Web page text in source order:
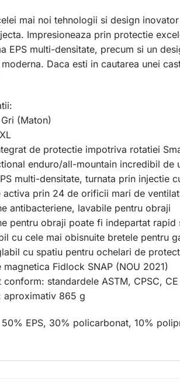
mai noi tehnologii si design
Impresioneaza prin protectie
EPS multi-densitate, precum si un
Daca esti in cautarea unei
(Maton)
de protectie impotriva rotatiei
enduro/all-mountain incredibil de
multi-densitate, turnata prin injectie
activa prin 24 de orificii mari de
antibacteriene, lavabile pentru obraji
pentru obraji poate fi indepartat rapid
cu cele mai obisnuite bretele pentru
cu spatiu pentru ochelari de
magnetica Fidlock SNAP (NOU 2021)
conform: standardele ASTM, CPSC,
aproximativ 865 g
50% EPS, 30% policarbonat, 10%